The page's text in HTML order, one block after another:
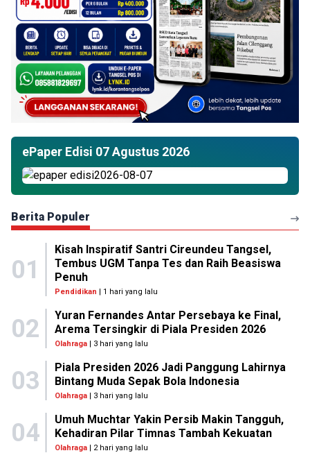
ePaper Edisi 07 Agustus 2026
Berita Populer
01
Kisah Inspiratif Santri Cireundeu Tangsel,
Tembus UGM Tanpa Tes dan Raih Beasiswa
Penuh
Pendidikan | 1 hari yang lalu
02
Yuran Fernandes Antar Persebaya ke Final,
Arema Tersingkir di Piala Presiden 2026
Olahraga| 3 hari yang lalu
03
Piala Presiden 2026 Jadi Panggung Lahirnya
Bintang Muda Sepak Bola Indonesia
Olahraga| 3 hari yang lalu
04
Umuh Muchtar Yakin Persib Makin Tangguh,
Kehadiran Pilar Timnas Tambah Kekuatan
Olahraga| 2 hari yang lalu